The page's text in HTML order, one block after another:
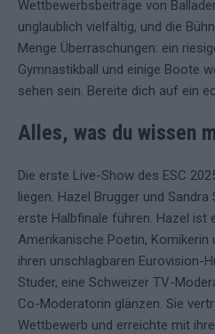
Wettbewerbsbeiträge von
unglaublich vielfältig, und die
Menge Überraschungen: ein
Gymnastikball und einige Boote
sehen sein. Bereite dich auf ein
Alles, was du wissen
Die erste Live-Show des ESC
liegen. Hazel Brugger und
erste Halbfinale führen. Hazel ist
Amerikanische Poetin,
ihren unschlagbaren Eurovision-
Studer, eine Schweizer TV-
Co-Moderatorin glänzen. Sie
Wettbewerb und erreichte mit